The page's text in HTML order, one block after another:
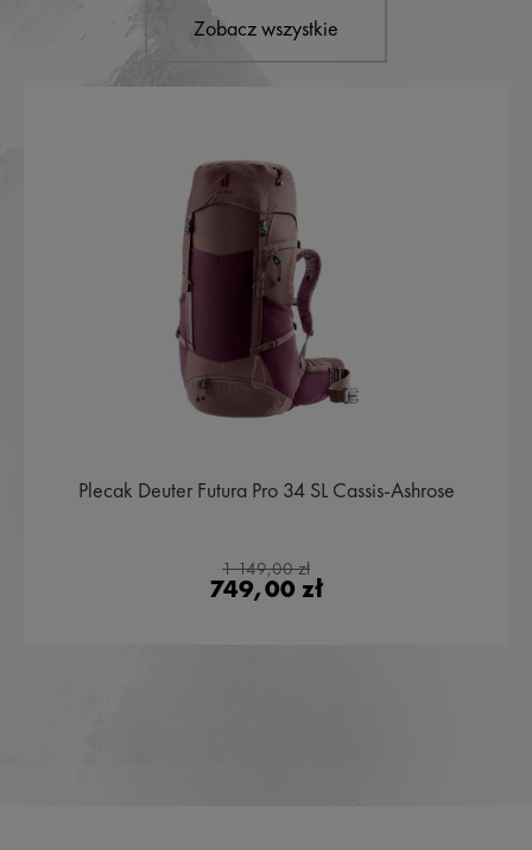
Zobacz wszystkie
Plecak Deuter Futura Pro 34 SL Cassis-Ashrose
1 149,00 zł
749,00 zł